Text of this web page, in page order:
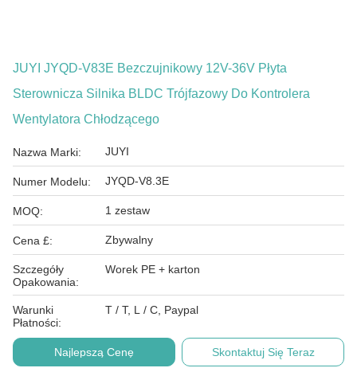
JUYI JYQD-V83E Bezczujnikowy 12V-36V Płyta
Sterownicza Silnika BLDC Trójfazowy Do Kontrolera
Wentylatora Chłodzącego
Nazwa Marki: JUYI
Numer Modelu: JYQD-V8.3E
MOQ: 1 zestaw
Cena £: Zbywalny
Szczegóły
Opakowania:
Worek PE + karton
Warunki
Płatności:
T / T, L / C, Paypal
Najlepszą Cenę Skontaktuj Się Teraz